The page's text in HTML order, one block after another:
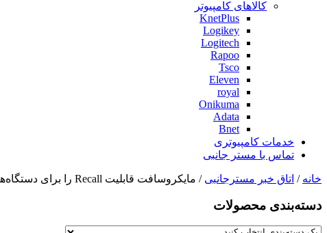
کالاهای کامپیوتر
KnetPlus
Logikey
Logitech
Rapoo
Tsco
Eleven
royal
Onikuma
Adata
Bnet
خدمات کامپیوتری
تماس با مستر جانبی
خانه / اتاق خبر مسترجانبی / مایکروسافت قابلیت Recall را برای دستگاه‌های محدودی منتشر کرد
دسته‌بندی‌ محصولات